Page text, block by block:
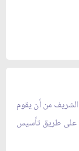
الشريف من أن يقوم
على طريق تأسيس